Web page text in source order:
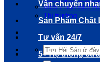
Mẹo Phân Biệt
Thị trường
Tìm
kiếm:
Vận chuyển
Sản Phẩm Chất
Tư vấn 24/7
5+ Hệ thống